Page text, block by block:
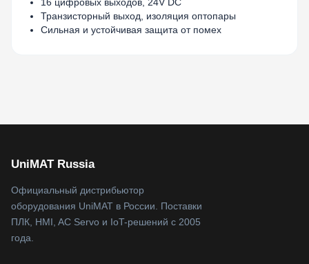
16 цифровых выходов, 24V DC
Транзисторный выход, изоляция оптопары
Сильная и устойчивая защита от помех
UniMAT Russia
Официальный дистрибьютор
оборудования UniMAT в России. Поставки
ПЛК, HMI, AC Servo и IoT-решений с 2005
года.